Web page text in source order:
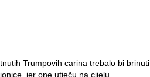
Trumpovih carina trebalo bi brinuti
jer one utječu na cijelu